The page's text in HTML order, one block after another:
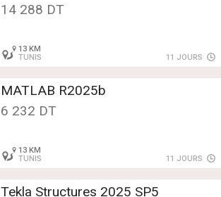
14 288 DT
13 KM
TUNIS
11 JOURS
MATLAB R2025b
6 232 DT
13 KM
TUNIS
11 JOURS
Tekla Structures 2025 SP5